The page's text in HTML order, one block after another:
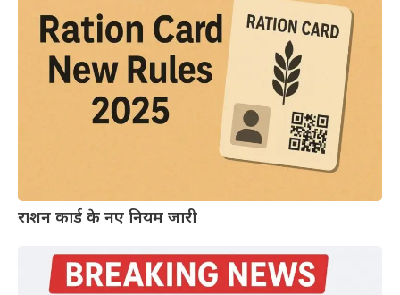
राशन कार्ड के नए नियम जारी